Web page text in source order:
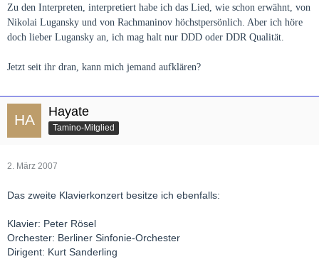
Zu den Interpreten, interpretiert habe ich das Lied, wie schon erwähnt, von
Nikolai Lugansky und von Rachmaninov höchstpersönlich. Aber ich höre
doch lieber Lugansky an, ich mag halt nur DDD oder DDR Qualität.
Jetzt seit ihr dran, kann mich jemand aufklären?
Hayate
Tamino-Mitglied
2. März 2007
Das zweite Klavierkonzert besitze ich ebenfalls:
Klavier: Peter Rösel
Orchester: Berliner Sinfonie-Orchester
Dirigent: Kurt Sanderling